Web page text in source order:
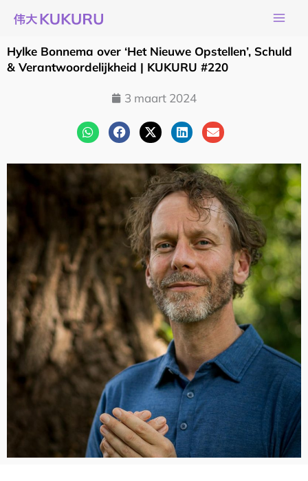
naar
de
inhoud
Hylke Bonnema over ‘Het Nieuwe Opstellen’, Schuld
& Verantwoordelijkheid | KUKURU #220
3 maart 2024